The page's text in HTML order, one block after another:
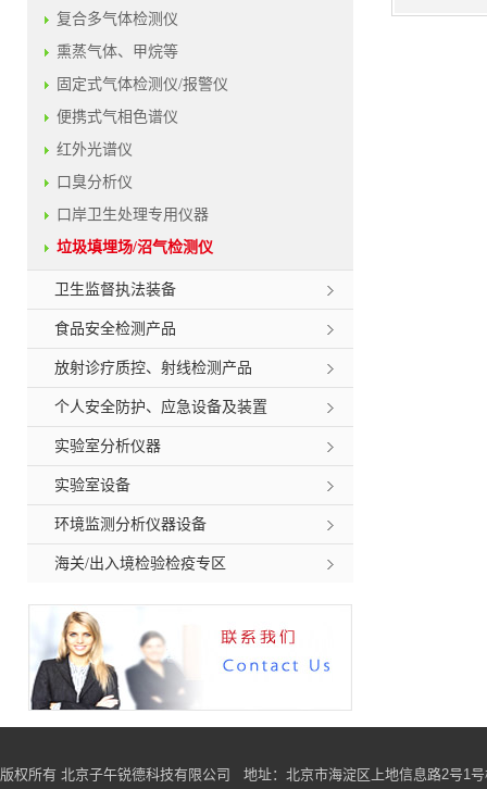
复合多气体检测仪
熏蒸气体、甲烷等
固定式气体检测仪/报警仪
便携式气相色谱仪
红外光谱仪
口臭分析仪
口岸卫生处理专用仪器
垃圾填埋场/沼气检测仪
卫生监督执法装备
食品安全检测产品
放射诊疗质控、射线检测产品
个人安全防护、应急设备及装置
实验室分析仪器
实验室设备
环境监测分析仪器设备
海关/出入境检验检疫专区
版权所有 北京子午锐德科技有限公司 地址：北京市海淀区上地信息路2号1